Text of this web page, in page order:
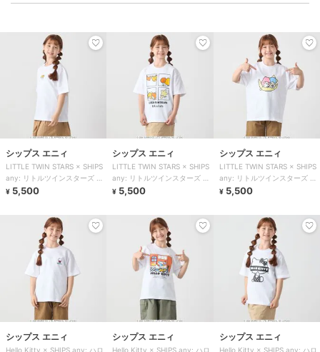
シップス エニィ
LITTLE TWIN STARS × SHIPS
any: リトルツインスターズ プ
リント TEE
¥ 5,500
シップス エニィ
LITTLE TWIN STARS × SHIPS
any: リトルツインスターズ プ
リント TEE
¥ 5,500
シップス エニィ
LITTLE TWIN STARS × SHIPS
any: リトルツインスターズ プ
リント TEE
¥ 5,500
シップス エニィ
Hello Kitty × SHIPS any: ハロ
シップス エニィ
Hello Kitty × SHIPS any: ハロ
シップス エニィ
Hello Kitty × SHIPS any: ハロ